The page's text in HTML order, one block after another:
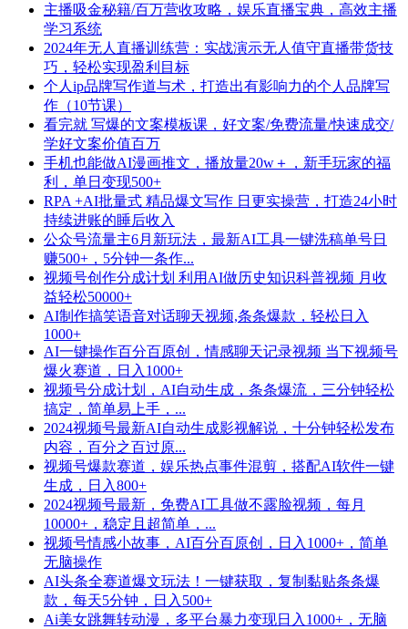
主播吸金秘籍/百万营收攻略，娱乐直播宝典，高效主播
学习系统
2024年无人直播训练营：实战演示无人值守直播带货技
巧，轻松实现盈利目标
个人ip品牌写作道与术，打造出有影响力的个人品牌写
作（10节课）
看完就 写爆的文案模板课，好文案/免费流量/快速成交/
学好文案价值百万
手机也能做AI漫画推文，播放量20w＋，新手玩家的福
利，单日变现500+
RPA +AI批量式 精品爆文写作 日更实操营，打造24小时
持续进账的睡后收入
公众号流量主6月新玩法，最新AI工具一键洗稿单号日
赚500+，5分钟一条作...
视频号创作分成计划 利用AI做历史知识科普视频 月收
益轻松50000+
AI制作搞笑语音对话聊天视频,条条爆款，轻松日入
1000+
AI一键操作百分百原创，情感聊天记录视频 当下视频号
爆火赛道，日入1000+
视频号分成计划，AI自动生成，条条爆流，三分钟轻松
搞定，简单易上手，...
2024视频号最新AI自动生成影视解说，十分钟轻松发布
内容，百分之百过原...
视频号爆款赛道，娱乐热点事件混剪，搭配AI软件一键
生成，日入800+
2024视频号最新，免费AI工具做不露脸视频，每月
10000+，稳定且超简单，...
视频号情感小故事，AI百分百原创，日入1000+，简单
无脑操作
AI头条全赛道爆文玩法！一键获取，复制黏贴条条爆
款，每天5分钟，日入500+
Ai美女跳舞转动漫，多平台暴力变现日入1000+，无脑